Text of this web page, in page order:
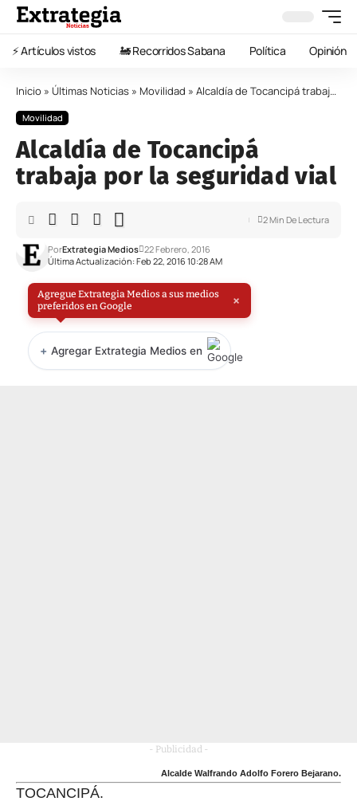
⚡️ Artículos vistos 🚂 Recorridos Sabana Política Opinión
Inicio » Últimas Noticias » Movilidad » Alcaldía de Tocancipá trabaja por la seguridad vial
Movilidad
Alcaldía de Tocancipá
trabaja por la seguridad vial
Última Actualización: Feb 22, 2016 10:28 AM
PorExtrategia Medios 22 Febrero, 2016
2 Min De Lectura
Agregue Extrategia Medios a sus medios
preferidos en Google
×
+ Agregar Extrategia Medios en
- Publicidad -
Alcalde Walfrando Adolfo Forero Bejarano.
TOCANCIPÁ.